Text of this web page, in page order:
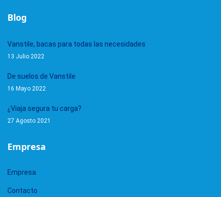
Blog
Vanstile, bacas para todas las necesidades
13 Julio 2022
De suelos de Vanstile
16 Mayo 2022
¿Viaja segura tu carga?
27 Agosto 2021
Empresa
Empresa
Contacto